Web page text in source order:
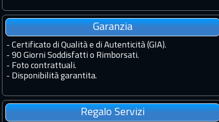
Garanzia
- Certificato di Qualità e di Autenticità (GIA).
- 90 Giorni Soddisfatti o Rimborsati.
- Foto contrattuali.
- Disponibilità garantita.
Regalo Servizi